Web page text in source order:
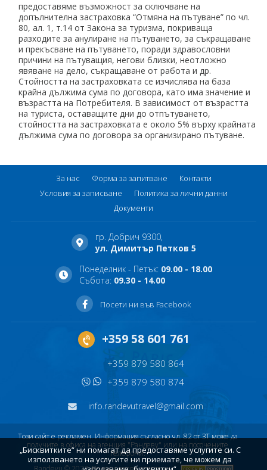
предоставяме възможност за сключване на
допълнителна застраховка “Отмяна на пътуване” по чл.
80, ал. 1, т.14 от Закона за туризма, покриваща
разходите за анулиране на пътуването, за съкращаване
и прекъсване на пътуването, поради здравословни
причини на пътуващия, негови близки, неотложно
явяване на дело, съкращаване от работа и др.
Стойността на застраховката се изчислява на база
крайна дължима сума по договора, като има значение и
възрастта на Потребителя. В зависимост от възрастта
на туриста, оставащите дни до отпътуването,
стойността на застраховката е около 5% върху крайната
дължима сума по договора за организирано пътуване.
За нас Форма за запитване
Контакти
Условия за записване
Политика за лични данни
Документи
гр. Добрич 9300,
ул. Димитър Петков 5
Понеделник - Петък: 09.00 - 18.00
Събота: 09.30 - 14.00
Посети ни във Facebook
+359 58 601 761
+359 879 580 864
+359 879 580 874
info.randevutravel@gmail.com
Този сайт е рекламен. Информация съгласно чл. 82 от ЗТ може да
получите в офиса на агенция "Рандеву" или на посочените
телефони.
„Бисквитките“ ни помагат да предоставяме услугите си. С
използването на услугите ни приемате, че можем да